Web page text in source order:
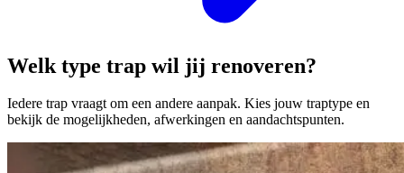
Welk type trap wil jij renoveren?
Iedere trap vraagt om een andere aanpak. Kies jouw traptype en
bekijk de mogelijkheden, afwerkingen en aandachtspunten.